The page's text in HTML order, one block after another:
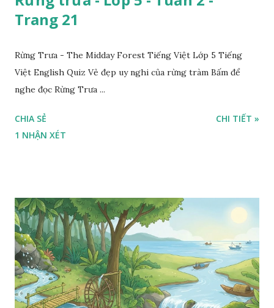
Trang 21
Rừng Trưa - The Midday Forest Tiếng Việt Lớp 5 Tiếng
Việt English Quiz Vẻ đẹp uy nghi của rừng tràm Bấm để
nghe đọc Rừng Trưa ...
CHIA SẺ
1 NHẬN XÉT
CHI TIẾT »